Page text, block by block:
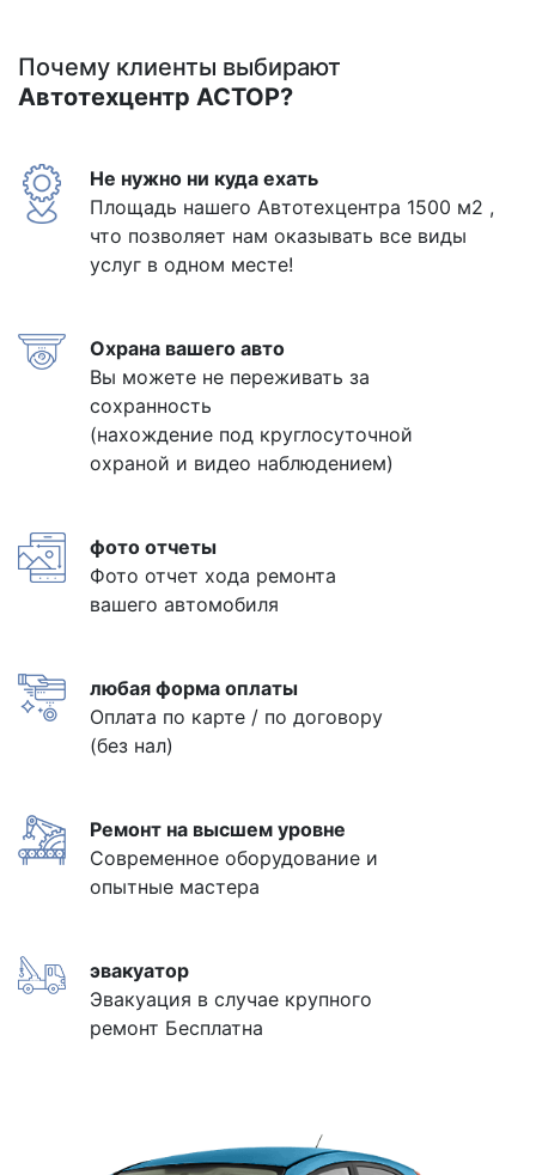
Почему клиенты выбирают
Автотехцентр АСТОР?
Не нужно ни куда ехать
Площадь нашего Автотехцентра 1500 м2 ,
что позволяет нам оказывать все виды
услуг в одном месте!
Охрана вашего авто
Вы можете не переживать за
сохранность
(нахождение под круглосуточной
охраной и видео наблюдением)
фото отчеты
Фото отчет хода ремонта
вашего автомобиля
любая форма оплаты
Оплата по карте / по договору
(без нал)
Ремонт на высшем уровне
Современное оборудование и
опытные мастера
эвакуатор
Эвакуация в случае крупного
ремонт Бесплатна